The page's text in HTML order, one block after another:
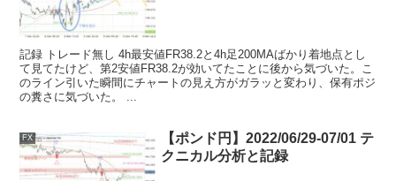
記録 トレード無し 4h最安値FR38.2と4h足200MAばかり着地点とし
て見てたけど、第2安値FR38.2が効いてたことに後から気づいた。こ
のライン引いた瞬間にチャートの見え方がガラッと変わり、保有ポジ
の糞さに気づいた。 ...
FX
【ポンド円】2022/06/29-07/01 テ
クニカル分析と記録